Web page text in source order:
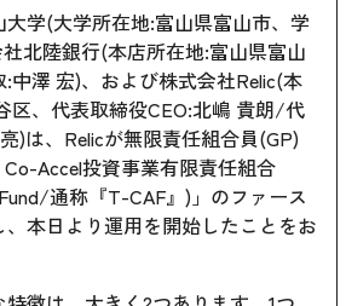
学(大学所在地:富山県富山市、学
北陸銀行(本店所在地:富山県富山
中澤 宏)、および株式会社Relic(本
区、代表取締役CEO:北嶋 貴朗/代
)は、Relicが無限責任組合員(GP)
Accel投資事業有限責任組合
通称『T-CAF』)」のファース
、本日より運用を開始したことをお